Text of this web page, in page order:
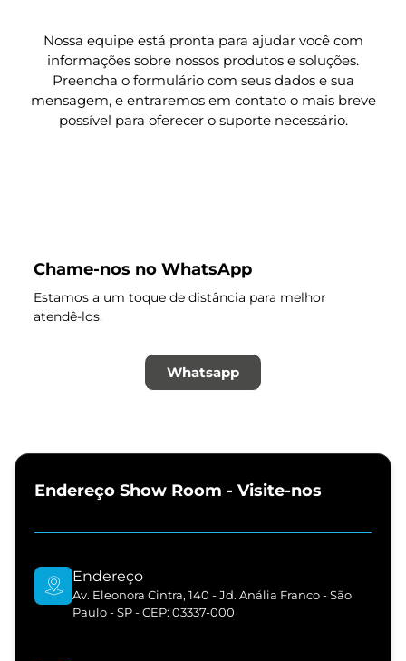
Nossa equipe está pronta para ajudar você com
informações sobre nossos produtos e soluções.
Preencha o formulário com seus dados e sua
mensagem, e entraremos em contato o mais breve
possível para oferecer o suporte necessário.
Chame-nos no WhatsApp
Estamos a um toque de distância para melhor
atendê-los.
Whatsapp
Endereço Show Room - Visite-nos
Endereço
Av. Eleonora Cintra, 140 - Jd. Anália Franco - São
Paulo - SP - CEP: 03337-000